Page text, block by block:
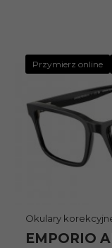
Przymierz online
Okulary
EMPORIO